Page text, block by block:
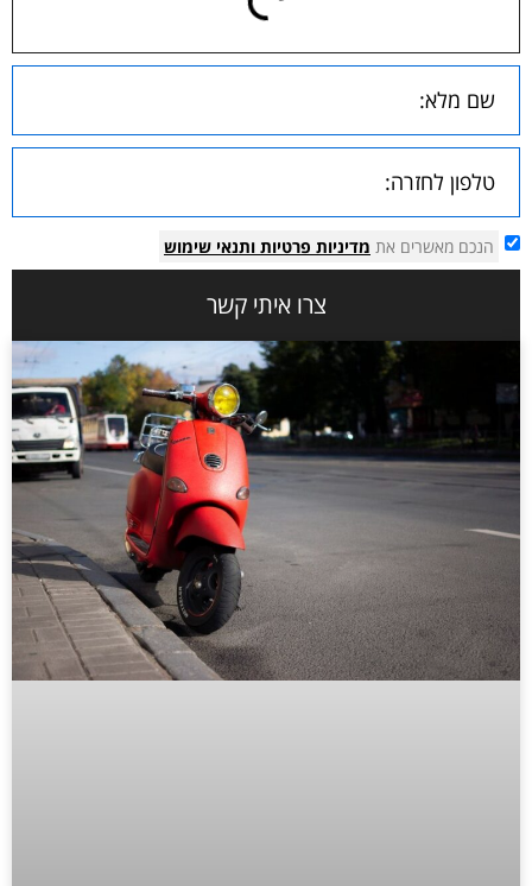
הנכם מאשרים את מדיניות פרטיות ותנאי שימוש
צרו איתי קשר